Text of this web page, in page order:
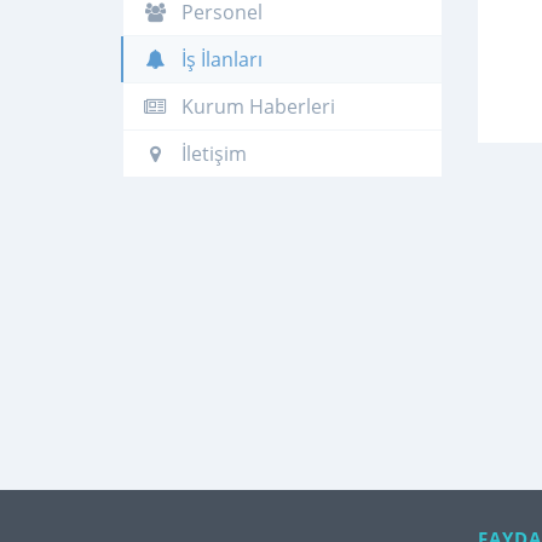
Personel
İş İlanları
Kurum Haberleri
İletişim